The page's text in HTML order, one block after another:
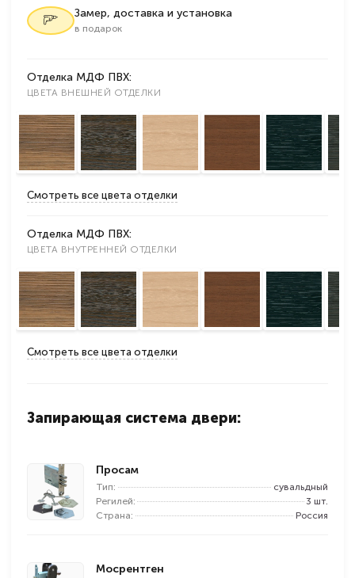
Замер, доставка и установка
в подарок
Отделка МДФ ПВХ:
ЦВЕТА ВНЕШНЕЙ ОТДЕЛКИ
Смотреть все цвета отделки
Отделка МДФ ПВХ:
ЦВЕТА ВНУТРЕННЕЙ ОТДЕЛКИ
Смотреть все цвета отделки
Запирающая система двери:
Просам
Тип:
сувальдный
Регилей:
3 шт.
Страна:
Россия
Мосрентген